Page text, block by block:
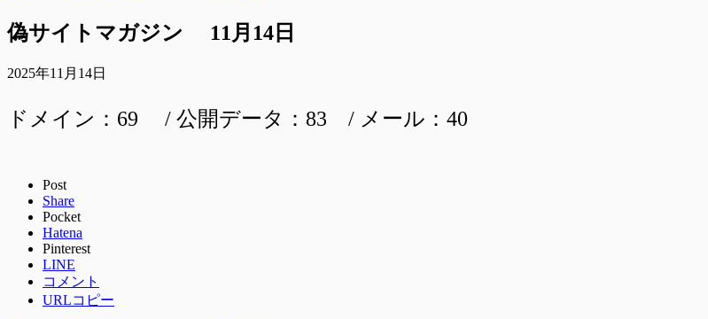
偽サイトマガジン 11月14日
2025年11月14日
ドメイン：69 / 公開データ：83 / メール：40
Post
Share
Pocket
Hatena
Pinterest
LINE
コメント
URLコピー